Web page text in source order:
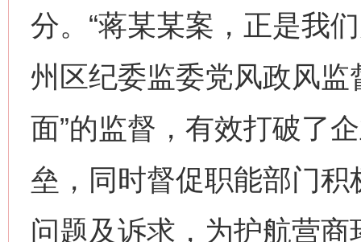
分。“蒋某某案，正是我
州区纪委监委党风政风监
面”的监督，有效打破了
垒，同时督促职能部门
问题及诉求，为护航营